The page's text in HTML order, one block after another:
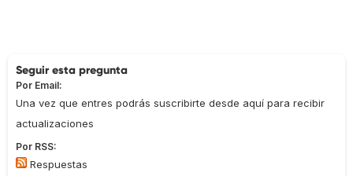
Seguir esta pregunta
Por Email:
Una vez que entres podrás suscribirte desde aquí para recibir
actualizaciones
Por RSS:
Respuestas